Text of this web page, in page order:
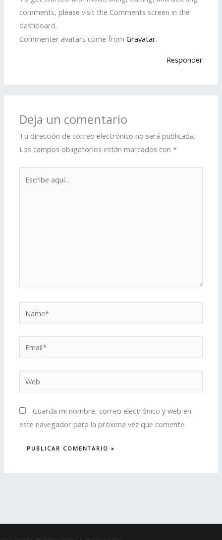
comments, please visit the Comments screen in the
dashboard.
Commenter avatars come fromGravatar.
Responder
Deja un comentario
Tu dirección de correo electrónico no será publicada.
Los campos obligatorios están marcados con*
Guarda mi nombre, correo electrónico y web en
este navegador para la próxima vez que comente.